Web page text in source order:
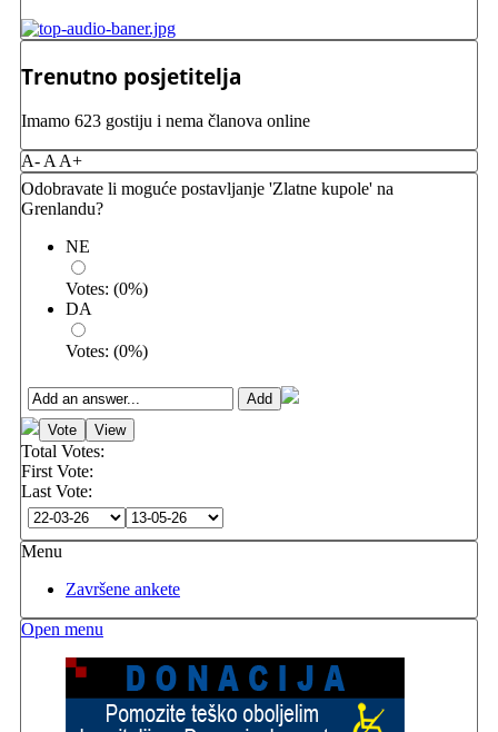
Trenutno posjetitelja
Imamo 623 gostiju i nema članova online
A- A A+
Odobravate li moguće postavljanje 'Zlatne kupole' na
Grenlandu?
NE
Votes: (0%)
DA
Votes: (0%)
Total Votes:
First Vote:
Last Vote:
Menu
Završene ankete
Open menu